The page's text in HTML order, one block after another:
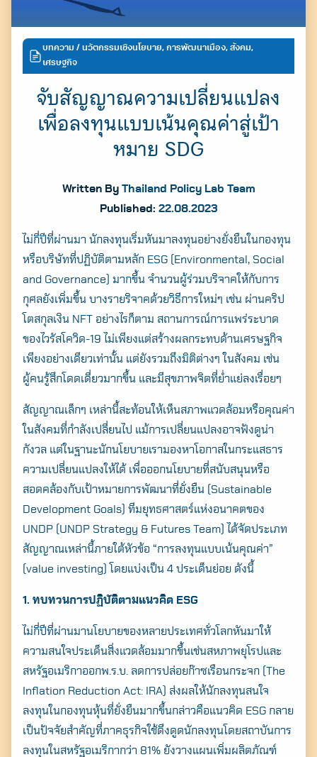
บทความ / นวัตกรรมเชิงนโยบาย, การพัฒนาเมือง, สังคม,
เศรษฐกิจ
จับสัญญาณความเปลี่ยนแปลง
เพื่อลงทุนแบบเน้นคุณค่าสู่เป้า
หมาย SDG
Written By Thailand Policy Lab Team
Published: 22.08.2023
ไม่กี่ปีที่ผ่านมา นักลงทุนเริ่มหันมาลงทุนอย่างยั่งยืนในกองทุน
หรือบริษัทที่ปฏิบัติตามหลัก ESG (Environmental, Social
and Governance) มากขึ้น จำนวนผู้ร่วมบริจาคให้กับการ
กุศลยังเพิ่มขึ้น บางรายริจาคด้วยวิธีการใหม่ๆ เช่น ผ่านคริป
โตสกุลเงิน NFT อย่างไรก็ตาม สถานการณ์การแพร่ระบาด
ของไวรัสโควิด-19 ไม่เพียงแต่สร้างผลกระทบด้านเศรษฐกิจ
เพียงอย่างเดียวเท่านั้น แต่ยังรวมถึงมิติต่างๆ ในสังคม เช่น
ผู้คนรู้สึกโดดเดี่ยวมากขึ้น และมีสุขภาพจิตที่ย่ำแย่ลงเรื่อยๆ
สัญญาณเล็กๆ เหล่านี้สะท้อนให้เห็นสภาพแวดล้อมหรือคุณค่า
ในสังคมที่กำลังเปลี่ยนไป แม้การเปลี่ยนแปลงอาจฟังดูน่า
กังวล แต่ในฐานะนักนโยบายเรามองหาโอกาสในกระแสธาร
ความเปลี่ยนแปลงให้ได้ เพื่อออกนโยบายที่สนับสนุนหรือ
สอดคล้องกับเป้าหมายการพัฒนาที่ยั่งยืน (Sustainable
Development Goals) ทีมยุทธศาสตร์แห่งอนาคตของ
UNDP (UNDP Strategy & Futures Team) ได้จัดประเภท
สัญญาณเหล่านี้ภายใต้หัวข้อ “การลงทุนแบบเน้นคุณค่า”
(value investing) โดยแบ่งเป็น 4 ประเด็นย่อย ดังนี้
1. ทบทวนการปฏิบัติตามแนวคิด ESG
ไม่กี่ปีที่ผ่านมานโยบายของหลายประเทศทั่วโลกหันมาให้
ความสนใจประเด็นสิ่งแวดล้อมมากขึ้นเช่นสหภาพยุโรปและ
สหรัฐอเมริกาออกพ.ร.บ. ลดการปล่อยก๊าซเรือนกระจก (The
Inflation Reduction Act: IRA) ส่งผลให้นักลงทุนสนใจ
ลงทุนในกองทุนหุ้นที่ยั่งยืนมากขึ้นกล่าวคือแนวคิด ESG กลาย
เป็นปัจจัยสำคัญที่ภาคธุรกิจใช้ดึงดูดนักลงทุนโดยสถาบันการ
ลงทุนในสหรัฐอเมริกากว่า 81% ยังวางแผนเพิ่มผลิตภัณฑ์